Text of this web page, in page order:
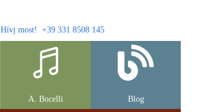
Hívj most! +39 331 8508 145
A. Bocelli Blog